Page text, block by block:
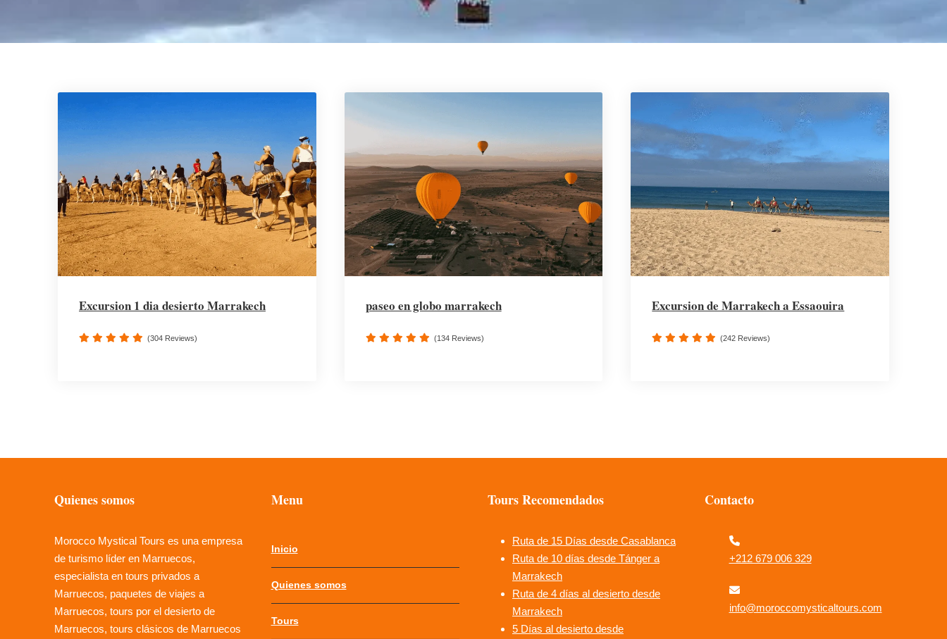
Excursion 1 dia desierto Marrakech
(304 Reviews)
paseo en globo marrakech
(134 Reviews)
Excursion de Marrakech a Essaouira
(242 Reviews)
Quienes somos
Morocco Mystical Tours es una empresa
de turismo líder en Marruecos,
especialista en tours privados a
Marruecos, paquetes de viajes a
Marruecos, tours por el desierto de
Marruecos, tours clásicos de Marruecos
Menu
Inicio
Quienes somos
Tours
Tours Recomendados
Ruta de 15 Días desde Casablanca
Ruta de 10 días desde Tánger a
Marrakech
Ruta de 4 días al desierto desde
Marrakech
5 Días al desierto desde
Contacto
+212 679 006 329
info@moroccomysticaltours.com